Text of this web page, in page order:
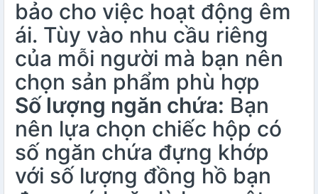
bảo cho việc hoạt động êm
ái. Tùy vào nhu cầu riêng
của mỗi người mà bạn nên
chọn sản phẩm phù hợp
Số lượng ngăn chứa: Bạn
nên lựa chọn chiếc hộp có
số ngăn chứa đựng khớp
với số lượng đồng hồ bạn